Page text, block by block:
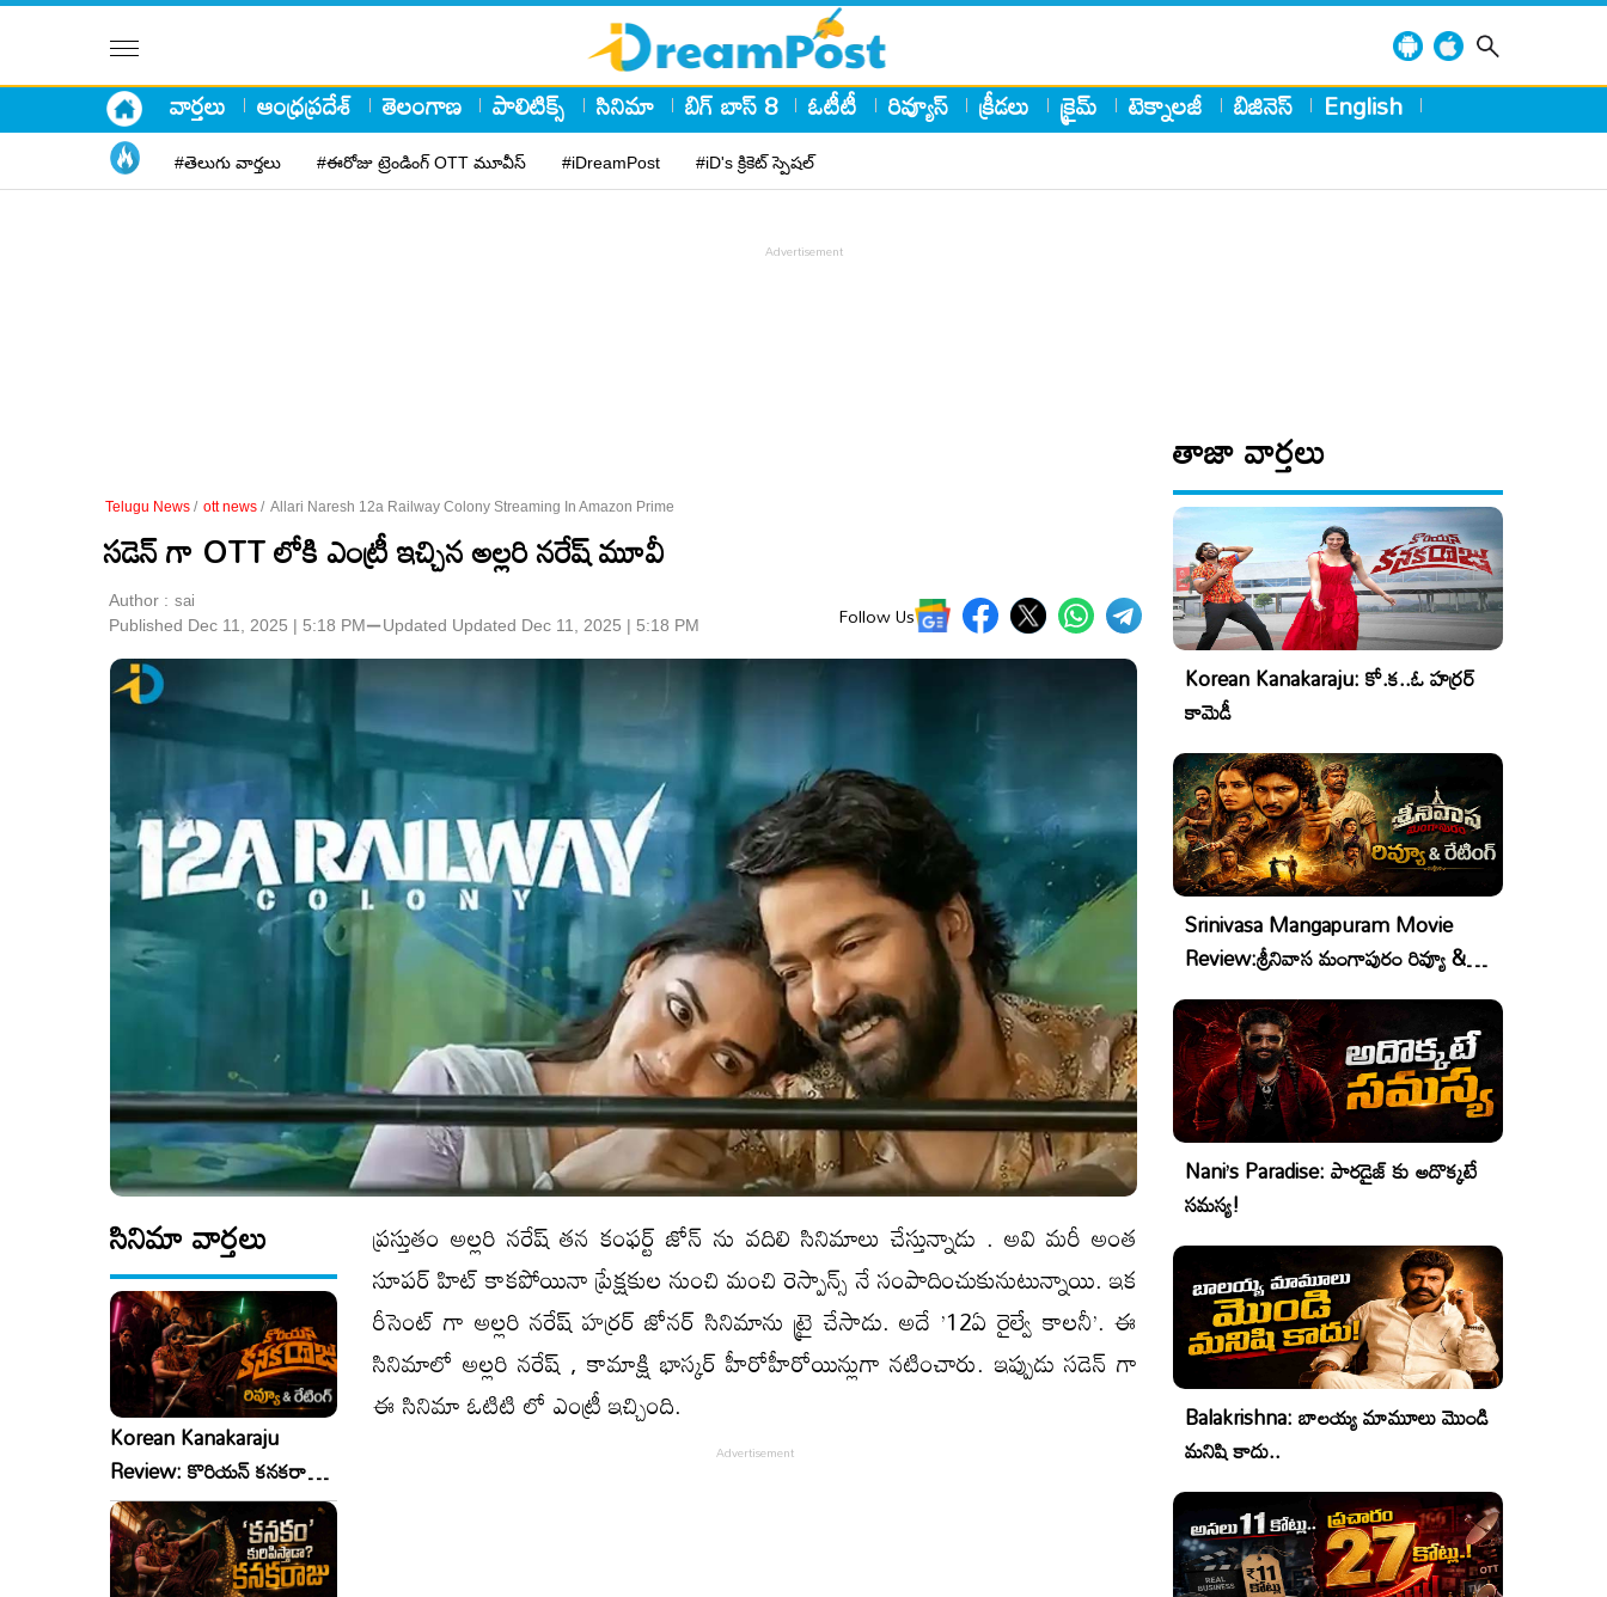
వార్తలు ఆంధ్రప్రదేశ్ తెలంగాణ పాలిటిక్స్ సినిమా బిగ్ బాస్ 8 ఓటీటీ రివ్యూస్ క్రీడలు క్రైమ్ టెక్నాలజీ బిజినెస్ English
#తెలుగు వార్తలు #ఈరోజు ట్రెండింగ్ OTT మూవీస్ #iDreamPost #iD's క్రికెట్ స్పెషల్
Telugu News / ott news / Allari Naresh 12a Railway Colony Streaming In Amazon Prime
సడెన్ గా OTT లోకి ఎంట్రీ ఇచ్చిన అల్లరి నరేష్ మూవీ
Author : sai
Published Dec 11, 2025 | 5:18 PM⚊Updated Updated Dec 11, 2025 | 5:18 PM Follow Us
సినిమా వార్తలు
Korean Kanakaraju
Review: కొరియన్ కనకరాజు
రివ్యూ & రేటింగ్!
ప్రస్తుతం అల్లరి నరేష్ తన కంఫర్ట్ జోన్ ను వదిలి సినిమాలు చేస్తున్నాడు . అవి మరీ అంత
సూపర్ హిట్ కాకపోయినా ప్రేక్షకుల నుంచి మంచి రెస్పాన్స్ నే సంపాదించుకునుటున్నాయి. ఇక
రీసెంట్ గా అల్లరి నరేష్ హర్రర్ జోనర్ సినిమాను ట్రై చేసాడు. అదే ’12ఏ రైల్వే కాలనీ’. ఈ
సినిమాలో అల్లరి నరేష్ , కామాక్షి భాస్కర్ హీరోహీరోయిన్లుగా నటించారు. ఇప్పుడు సడెన్ గా
ఈ సినిమా ఓటిటి లో ఎంట్రీ ఇచ్చింది.
తాజా వార్తలు
Korean Kanakaraju: కో.క..ఓ హర్రర్
కామెడీ
Srinivasa Mangapuram Movie
Review:శ్రీనివాస మంగాపురం రివ్యూ &
రేటింగ్
Nani’s Paradise: పారడైజ్ కు అదొక్కటే
సమస్య!
Balakrishna: బాలయ్య మామూలు మొండి
మనిషి కాదు..